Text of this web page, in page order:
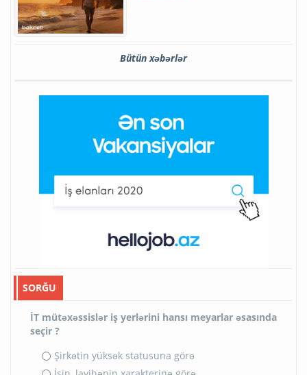
Bütün xəbərlər
SORĞU
İT mütəxəssislər iş yerlərini hansı meyarlar əsasında
seçir ?
Şirkətin yüksək statusuna görə